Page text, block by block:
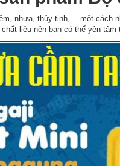
nhựa, thủy tinh,… một cách
liệu nên bạn có thể yên